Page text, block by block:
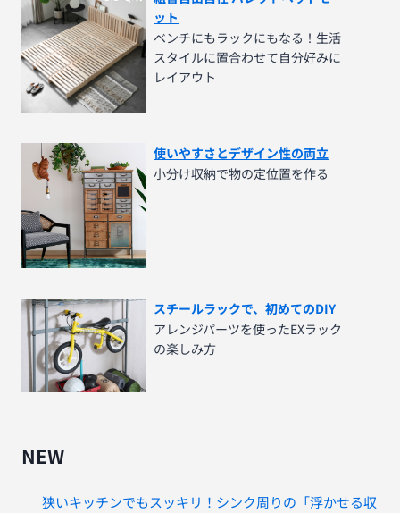
ット
ベンチにもラックにもなる！生活
スタイルに置合わせて自分好みに
レイアウト
使いやすさとデザイン性の両立
小分け収納で物の定位置を作る
スチールラックで、初めてのDIY
アレンジパーツを使ったEXラック
の楽しみ方
NEW
狭いキッチンでもスッキリ！シンク周りの「浮かせる収